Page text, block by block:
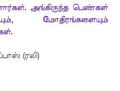
அங்கிருந்த பெண்கள்
மோதிரங்களையும்
.
(ரலி)